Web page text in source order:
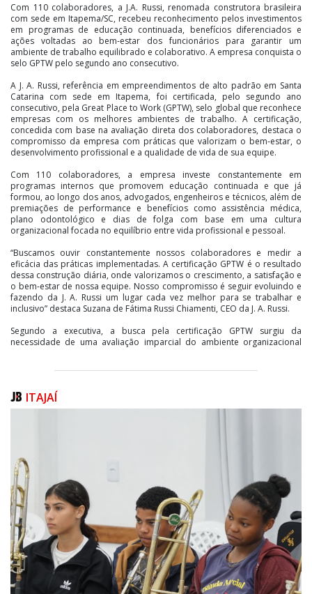
Com 110 colaboradores, a J.A. Russi, renomada construtora brasileira
com sede em Itapema/SC, recebeu reconhecimento pelos investimentos
em programas de educação continuada, benefícios diferenciados e
ações voltadas ao bem-estar dos funcionários para garantir um
ambiente de trabalho equilibrado e colaborativo. A empresa conquista o
selo GPTW pelo segundo ano consecutivo.
A J. A. Russi, referência em empreendimentos de alto padrão em Santa
Catarina com sede em Itapema, foi certificada, pelo segundo ano
consecutivo, pela Great Place to Work (GPTW), selo global que reconhece
empresas com os melhores ambientes de trabalho. A certificação,
concedida com base na avaliação direta dos colaboradores, destaca o
compromisso da empresa com práticas que valorizam o bem-estar, o
desenvolvimento profissional e a qualidade de vida de sua equipe.
Com 110 colaboradores, a empresa investe constantemente em
programas internos que promovem educação continuada e que já
formou, ao longo dos anos, advogados, engenheiros e técnicos, além de
premiações de performance e benefícios como assistência médica,
plano odontológico e dias de folga com base em uma cultura
organizacional focada no equilíbrio entre vida profissional e pessoal.
“Buscamos ouvir constantemente nossos colaboradores e medir a
eficácia das práticas implementadas. A certificação GPTW é o resultado
dessa construção diária, onde valorizamos o crescimento, a satisfação e
o bem-estar de nossa equipe. Nosso compromisso é seguir evoluindo e
fazendo da J. A. Russi um lugar cada vez melhor para se trabalhar e
inclusivo” destaca Suzana de Fátima Russi Chiamenti, CEO da J. A. Russi.
Segundo a executiva, a busca pela certificação GPTW surgiu da
necessidade de uma avaliação imparcial do ambiente organizacional
A. Russi, com um time engajado, feliz e realizado. Acreditamos que um
ambiente de trabalho positivo se reflete na qualidade dos nossos
Fundada em 1989, a J.A. Russi é uma das mais renomadas construtoras
de Santa Catarina, especializada em empreendimentos de alto padrão.
Com uma trajetória de 35 anos, a empresa já entregou 34 projetos, com
mais de 1.500 apartamentos, ultrapassando 500 mil m² construídos. Com
forte presença em Itapema, Balneário Camboriú e Itajaí (Praia Brava), a
empresa se destaca pela excelência em construção e pela criação de
projetos inovadores que transformam o cenário imobiliário das regiões
em que atua. Atualmente, a J.A. Russi tem em andamento quatro grandes
projetos: Saint John, High Tower e Sunny Coast em Itapema e o Harmony
Ocean Front em Balneário Camboriú.
https://jarussi.com.br/
Créditos: Divulgação/JA Russi
ITAJAÍ